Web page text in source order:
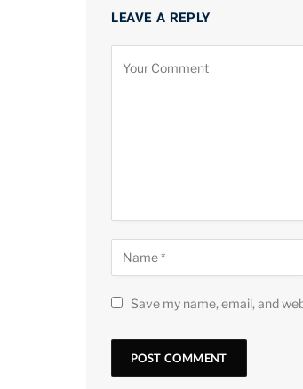
LEAVE A REPLY
Save my name, email, and